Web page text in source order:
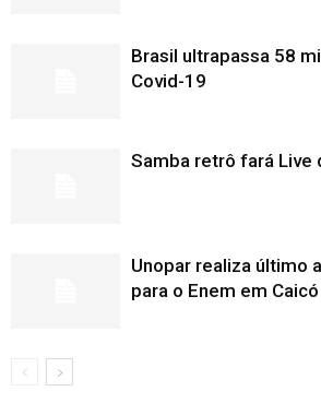
Brasil ultrapassa 58
Covid-19
Samba retrô fará Live
Unopar realiza último
para o Enem em Caicó